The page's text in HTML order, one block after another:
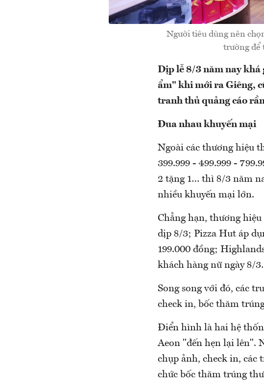
Người tiêu dùng nên
trường để
Dịp lễ 8/3 năm nay khá
ẩm" khi mới ra Giêng,
tranh thủ quảng cáo
Đua nhau khuyến mại
Ngoài các thương hiệu
399.999 - 499.999 -
2 tặng 1… thì 8/3 năm
nhiều khuyến mại lớn.
Chẳng hạn, thương
dịp 8/3; Pizza Hut áp
199.000 đồng;
khách hàng nữ ngày 8/
Song song với đó, các
check in, bốc thăm
Điển hình là hai hệ
Aeon "đến hẹn lại lên".
chụp ảnh, check in, các
chức bốc thăm trúng